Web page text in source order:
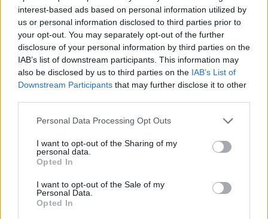
interest-based ads based on personal information utilized by
us or personal information disclosed to third parties prior to
your opt-out. You may separately opt-out of the further
disclosure of your personal information by third parties on the
IAB’s list of downstream participants. This information may
also be disclosed by us to third parties on the IAB’s List of
Downstream Participants that may further disclose it to other
Personal Data Processing Opt Outs
I want to opt-out of the Sharing of my
personal data.
Opted In
I want to opt-out of the Sale of my
Personal Data.
Opted In
annullato i guadagni di Piazza
Affari che pure era partita bene
sull'onda dei rialzi dei titoli
bancari e della Fiat
27/08/2011
"altalenante"
27/08/2011
Borse, Piazza Affari apre in
rialzo